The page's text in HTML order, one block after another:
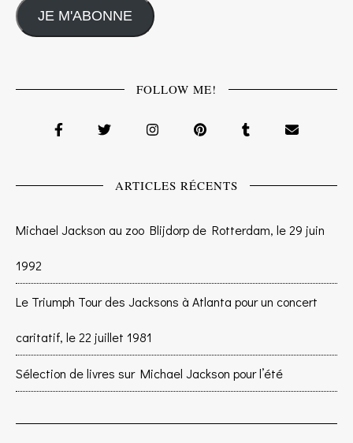
JE M'ABONNE
FOLLOW ME!
ARTICLES RÉCENTS
Michael Jackson au zoo Blijdorp de Rotterdam, le 29 juin
1992
Le Triumph Tour des Jacksons à Atlanta pour un concert
caritatif, le 22 juillet 1981
Sélection de livres sur Michael Jackson pour l’été